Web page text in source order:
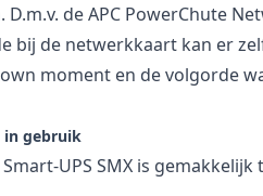
D.m.v. de APC PowerChute
bij de netwerkkaart kan er
moment en de volgorde
in gebruik
Smart-UPS SMX is